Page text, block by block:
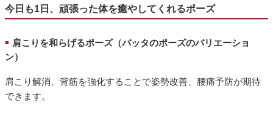
今日も1日、頑張った体を癒やしてくれるポーズ
■
肩こりを和らげるポーズ（バッタのポーズのバリエーショ
ン）
肩こり解消、背筋を強化することで姿勢改善、腰痛予防が期待
できます。